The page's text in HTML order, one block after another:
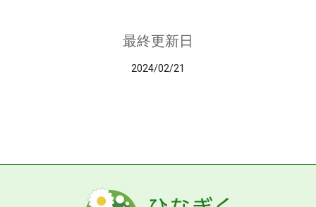
最終更新日
2024/02/21